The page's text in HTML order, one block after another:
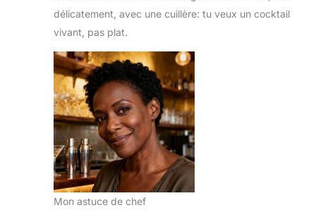
délicatement, avec une cuillère: tu veux un cocktail
vivant, pas plat.
Mon astuce de chef